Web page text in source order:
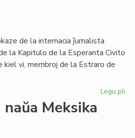
de la internacia ĵurnalista
la Kapitulo de la Esperanta Civito
kiel vi, membroj de la Estraro de
Legu pli
Meksika